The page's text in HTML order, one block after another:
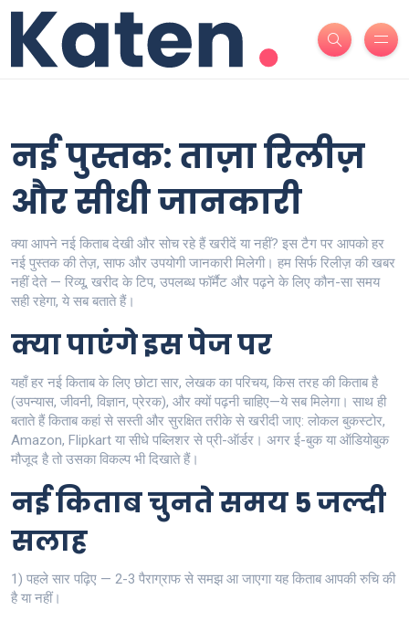
नई पुस्तक: ताज़ा रिलीज़
और सीधी जानकारी
क्या आपने नई किताब देखी और सोच रहे हैं खरीदें या नहीं? इस टैग पर आपको हर
नई पुस्तक की तेज़, साफ और उपयोगी जानकारी मिलेगी। हम सिर्फ रिलीज़ की खबर
नहीं देते — रिव्यू, खरीद के टिप, उपलब्ध फॉर्मैट और पढ़ने के लिए कौन-सा समय
सही रहेगा, ये सब बताते हैं।
क्या पाएंगे इस पेज पर
यहाँ हर नई किताब के लिए छोटा सार, लेखक का परिचय, किस तरह की किताब है
(उपन्यास, जीवनी, विज्ञान, प्रेरक), और क्यों पढ़नी चाहिए—ये सब मिलेगा। साथ ही
बताते हैं किताब कहां से सस्ती और सुरक्षित तरीके से खरीदी जाए: लोकल बुकस्टोर,
Amazon, Flipkart या सीधे पब्लिशर से प्री-ऑर्डर। अगर ई-बुक या ऑडियोबुक
मौजूद है तो उसका विकल्प भी दिखाते हैं।
नई किताब चुनते समय 5 जल्दी
सलाह
1) पहले सार पढ़िए — 2-3 पैराग्राफ से समझ आ जाएगा यह किताब आपकी रुचि की
है या नहीं।